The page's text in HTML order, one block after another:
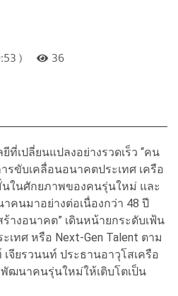
)
36
ที่เปลี่ยนแปลงอย่างรวดเร็ว “คน
ขับเคลื่อนอนาคตประเทศ เครือ
ในศักยภาพของคนรุ่นใหม่ และ
นมาอย่างต่อเนื่องกว่า 48 ปี
างอนาคต” เดินหน้ายกระดับเฟ้น
เทศ หรือ Next-Gen Talent ตาม
จียรวนนท์ ประธานอาวุโสเครือ
นาคนรุ่นใหม่ให้เติบโตเป็น